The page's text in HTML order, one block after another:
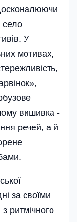
село
У
мотивах,
вишивка -
речей, а й
за своїми
ритмічного